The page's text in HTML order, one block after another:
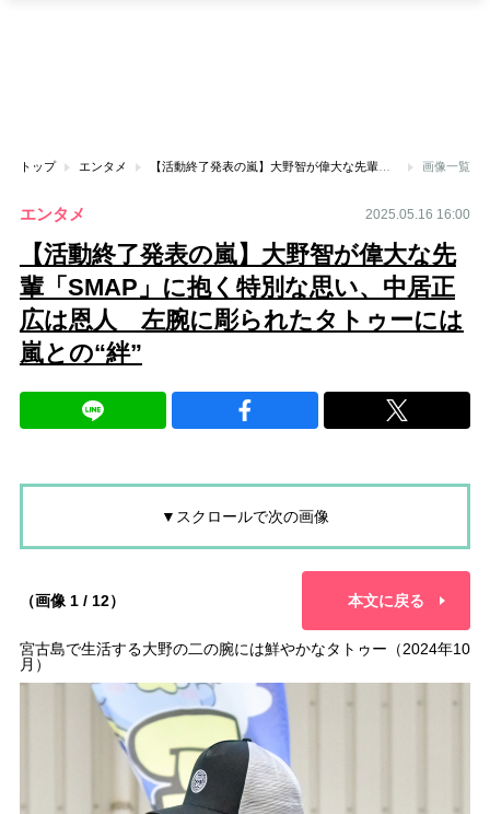
トップ エンタメ 【活動終了発表の嵐】大野智が偉大な先輩「SMAP」に抱く特別な思い、中居正広は恩人 左腕に彫られたタトゥーには嵐との“絆” 画像一覧
エンタメ 2025.05.16 16:00
【活動終了発表の嵐】大野智が偉大な先
輩「SMAP」に抱く特別な思い、中居正
広は恩人 左腕に彫られたタトゥーには
嵐との“絆”
▼スクロールで次の画像
（画像 1 / 12） 本文に戻る
宮古島で生活する大野の二の腕には鮮やかなタトゥー（2024年10
月）